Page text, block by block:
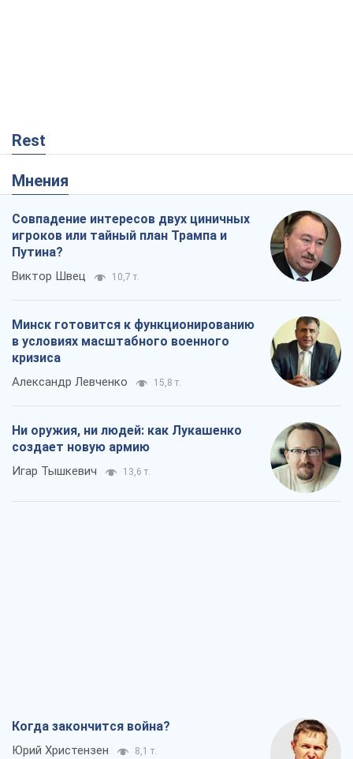
Rest
Мнения
Совпадение интересов двух циничных
игроков или тайный план Трампа и
Путина?
Виктор Швец 10,7 т.
Минск готовится к функционированию
в условиях масштабного военного
кризиса
Александр Левченко 15,8 т.
Ни оружия, ни людей: как Лукашенко
создает новую армию
Игар Тышкевич 13,6 т.
Когда закончится война?
Юрий Христензен 8,1 т.